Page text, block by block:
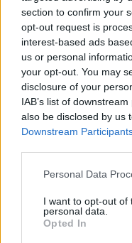
section to confirm your
opt-out request is
interest-based ads
us or personal
your opt-out. You may
disclosure of your
IAB’s list of
also be disclosed by us
Downstream
Personal Data
I want to opt-out of
personal data.
Opted In
Är det
bränna
med att ge
Och javisst, det